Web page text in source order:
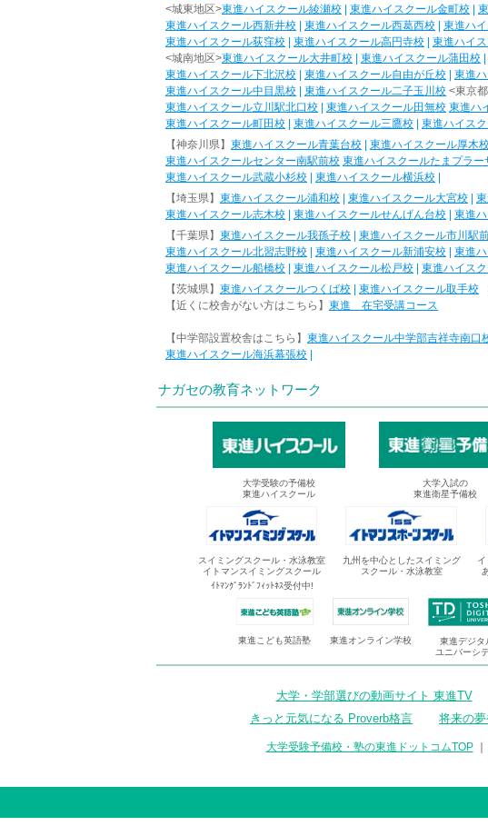
<城東地区>東進ハイスクール綾瀬校 東進ハイスクール金町校
東進ハイスクール西新井校
東進ハイスクール西葛西校 東進ハ
東進ハイスクール荻窪校
東進ハイスクール高円寺校 東進ハイ
<城南地区>東進ハイスクール大井町校 東進ハイスクール蒲田校
東進ハイスクール下北沢校
東進ハイスクール自由が丘校 東進
東進ハイスクール中目黒校
東進ハイスクール二子玉川校 <東京
東進ハイスクール立川駅北口校
東進ハイスクール田無校 東進ハ
東進ハイスクール町田校
東進ハイスクール三鷹校 東進ハイス
【神奈川県】 東進ハイスクール青葉台校 東進ハイスクール厚木
東進ハイスクールセンター南駅前校 東進ハイスクールたまプラー
東進ハイスクール武蔵小杉校
東進ハイスクール横浜校
【埼玉県】 東進ハイスクール浦和校 東進ハイスクール大宮校
東進ハイスクール志木校
東進ハイスクールせんげん台校 東進
【千葉県】 東進ハイスクール我孫子校 東進ハイスクール市川駅
東進ハイスクール北習志野校
東進ハイスクール新浦安校 東進
東進ハイスクール船橋校
東進ハイスクール松戸校 東進ハイス
【茨城県】 東進ハイスクールつくば校 東進ハイスクール取手校
【近くに校舎がない方はこちら】 東進 在宅受講コース
【中学部設置校舎はこちら】 東進ハイスクール中学部吉祥寺南口
東進ハイスクール海浜幕張校
ナガセの教育ネットワーク
大学受験の予備校
東進ハイスクール
大学入試の
東進衛星予備校
スイミングスクール・水泳教室
イトマンスイミングスクール
ｲﾄﾏﾝｸﾞﾗﾝﾄﾞﾌｨｯﾄﾈｽ受付中!
九州を中心としたスイミング
スクール・水泳教室
東進こども英語塾 東進オンライン学校
東進デジタ
ユニバーシ
大学・学部選びの動画サイト 東進TV
きっと元気になる Proverb格言
将来の
大学受験予備校・塾の東進ドットコムTOP｜